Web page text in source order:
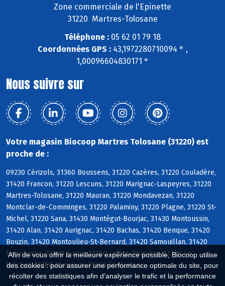
Afin de vous offrir la meilleure expérience possible, Biocoop utilise
des cookies : pour assurer une performance optimale du site, pour
récolter des statistiques afin d'analyser le trafic et la performance
Zone commerciale de l'Epinette
31220 Martres-Tolosane
Téléphone : 05 62 01 79 18
Coordonnées GPS :43,1972280710094 ° ,
1,00096604830171 °
Nous suivre sur
Votre magasin Biocoop Martres Tolosane (31220) est
proche de :
09230 Cérizols, 31360 Boussens, 31220 Cazères, 31220 Couladère,
31420 Francon, 31220 Lescuns, 31220 Marignac-Laspeyres, 31220
Martres-Tolosane, 31220 Mauran, 31220 Mondavezan, 31220
Montclar-de-Comminges, 31220 Palaminy, 31220 Plagne, 31220 St-
Michel, 31220 Sana, 31430 Montégut-Bourjac, 31430 Montoussin,
31420 Alan, 31420 Aurignac, 31420 Bachas, 31420 Benque, 31420
Bouzin, 31420 Montoulieu-St-Bernard, 31420 Samouillan, 31420
Terrebasse, 31360 Auzas, 31360 Laffite-Toupière, 31360 Le
Fréchet, 31360 Mancioux, 31360 St-Martory